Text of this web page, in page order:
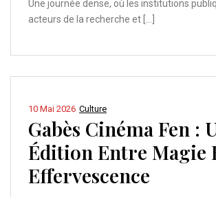
Une journée dense, où les institutions
acteurs de la recherche et […]
Culture
10 Mai 2026
Gabès Cinéma Fen :
Édition Entre Magie
Effervescence